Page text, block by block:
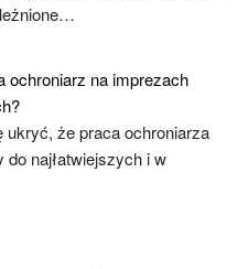
ochroniarz na imprezach
ukryć, że praca ochroniarza
do najłatwiejszych i w